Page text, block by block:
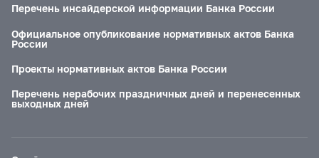
Перечень инсайдерской информации Банка России
Официальное опубликование нормативных актов Банка
России
Проекты нормативных актов Банка России
Перечень нерабочих праздничных дней и перенесенных
выходных дней